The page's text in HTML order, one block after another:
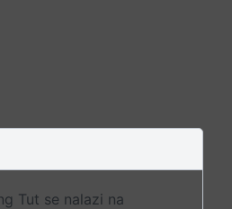
Tut se nalazi na